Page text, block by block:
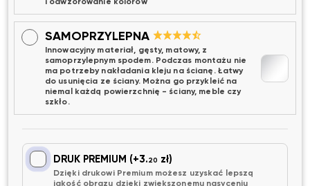
SAMOPRZYLEPNA
Innowacyjny materiał, gęsty, matowy, z
samoprzylepnym spodem. Podczas montażu nie
ma potrzeby nakładania kleju na ścianę. Łatwy
do usunięcia ze ściany. Można go przykleić na
niemal każdą powierzchnię - ściany, meble czy
szkło.
DRUK PREMIUM (+3.20 zł)
Dzięki drukowi Premium możesz uzyskać lepszą
jakość obrazu dzięki zwiększonemu nasyceniu